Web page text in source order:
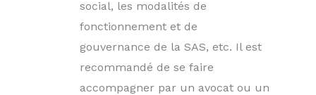
social, les modalités de
fonctionnement et de
gouvernance de la SAS, etc. Il est
recommandé de se faire
accompagner par un avocat ou un